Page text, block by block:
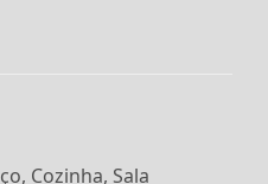
Cozinha, Sala